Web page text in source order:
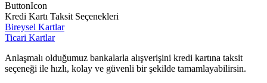
ButtonIcon
Kredi Kartı Taksit Seçenekleri
Bireysel Kartlar
Ticari Kartlar
Anlaşmalı olduğumuz bankalarla alışverişini kredi kartına taksit
seçeneği ile hızlı, kolay ve güvenli bir şekilde tamamlayabilirsin.